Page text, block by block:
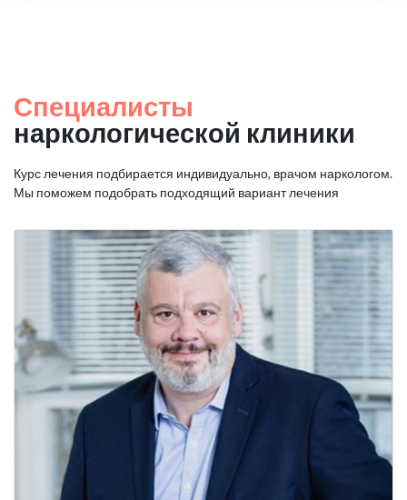
Специалисты
наркологической клиники
Курс лечения подбирается индивидуально, врачом наркологом.
Мы поможем подобрать подходящий вариант лечения